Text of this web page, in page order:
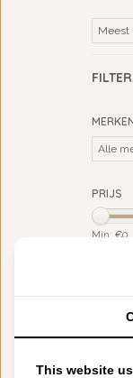
PRIJS
Min: €0
geel
This website